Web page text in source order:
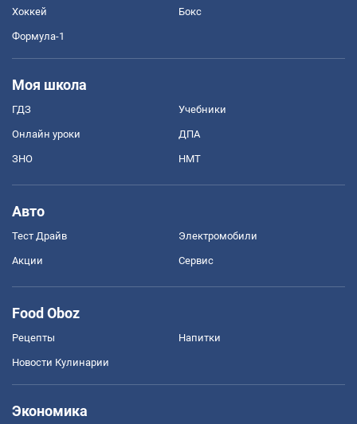
Хоккей Бокс
Формула-1
Моя школа
ГДЗ Учебники
Онлайн уроки ДПА
ЗНО НМТ
Авто
Тест Драйв Электромобили
Акции Сервис
Food Oboz
Рецепты Напитки
Новости Кулинарии
Экономика